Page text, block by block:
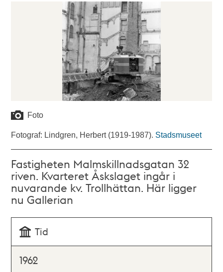
Foto
Fotograf: Lindgren, Herbert (1919-1987). Stadsmuseet
Fastigheten Malmskillnadsgatan 32
riven. Kvarteret Åskslaget ingår i
nuvarande kv. Trollhättan. Här ligger
nu Gallerian
Tid
1962